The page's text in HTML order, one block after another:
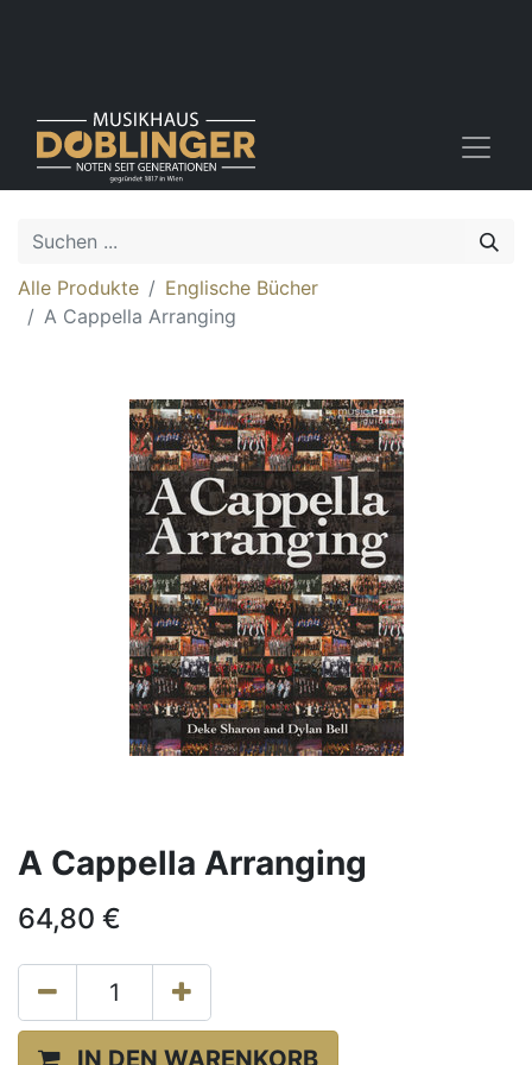
Alle Produkte
Englische Bücher
A Cappella Arranging
A Cappella Arranging
64,80 €
IN DEN WARENKORB